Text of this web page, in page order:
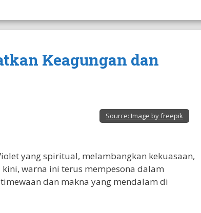
Keagungan dan
Source: Image by freepik
yang spiritual, melambangkan kekuasaan,
warna ini terus mempesona dalam
dan makna yang mendalam di